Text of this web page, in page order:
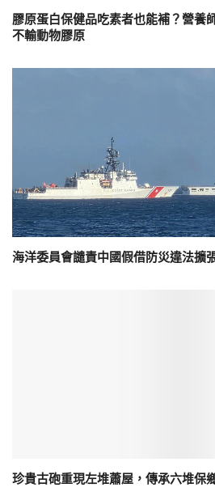
膠原蛋白保健品吃素者也能補？營養
不輸動物膠原
海洋委員會譴責中國假借防災違法擴
珍貴古砲重現左堆蕭屋，傳承六堆保